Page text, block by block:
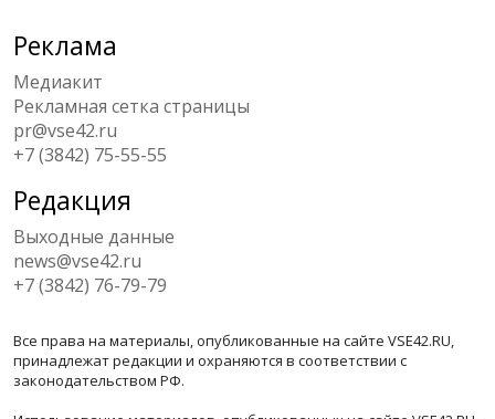
Реклама
Медиакит
Рекламная сетка страницы
pr@vse42.ru
+7 (3842) 75-55-55
Редакция
Выходные данные
news@vse42.ru
+7 (3842) 76-79-79
Все права на материалы, опубликованные на сайте VSE42.RU,
принадлежат редакции и охраняются в соответствии с
законодательством РФ.